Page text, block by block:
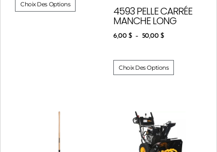
Choix Des Options
4593 PELLE CARRÉE
MANCHE LONG
6,00 $ – 50,00 $
Choix Des Options